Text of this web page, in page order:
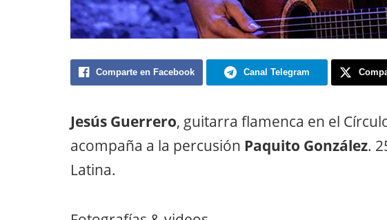
Comparte en Facebook Canal Telegram
Jesús Guerrero, guitarra flamenca en el
acompaña a la percusión Paquito González.
Latina.